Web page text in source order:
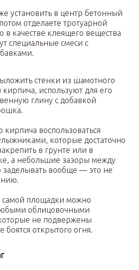
установить в центр бетонный
отделаете тротуарной
в качестве клеящего вещества
специальные смеси с
стенки из шамотного
кирпича, используют для его
глину с добавкой
воспользоваться
которые достаточно
в грунте или в
а небольшие зазоры между
вообще — это не
самой площадки можно
облицовочными
не подвержены
открытого огня.